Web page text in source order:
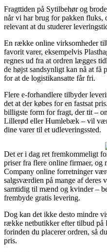
Fragttiden på Sytilbehør og
når vi har brug for pakken fluks,
relevant at du studerer
En række online virksomheder
favorit varer, eksempelvis
regnes ud fra at ordren lægges
de højst sandsynligt kan nå at få
for at de logistikansatte får fri.
Flere e-forhandlere tilbyder
det at der købes for en fastsat
billigste form for fragt, der tit –
Lillerød eller Humlebæk – vil
dine varer til et udleveringssted.
Det er i dag ret fremkommeligt
priser fra flere online firmaer, og
Company online forretninger
salgsværdien på mange af deres
samtidig til mænd og kvinder –
frembyde gratis levering.
Dog kan det ikke desto mindre
række netbutikker efter tilbud på
forinden du placerer ordren, så
pris.